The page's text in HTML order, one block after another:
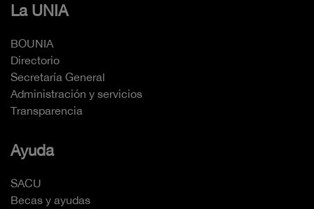
La UNIA
BOUNIA
Directorio
Secretaría General
Administración y servicios
Transparencia
Ayuda
SACU
Becas y ayudas